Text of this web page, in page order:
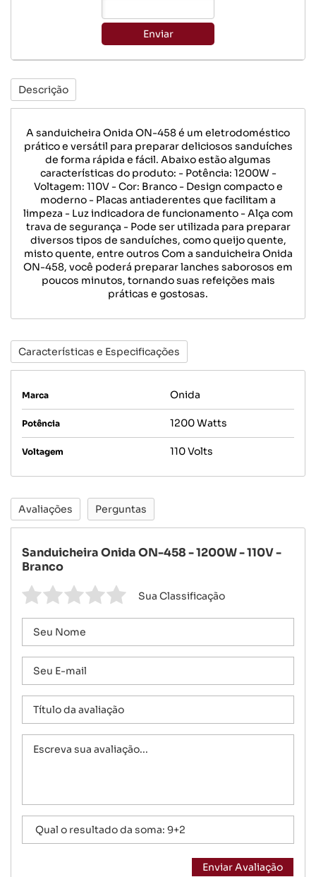
Enviar
Descrição
A sanduicheira Onida ON-458 é um eletrodoméstico
prático e versátil para preparar deliciosos sanduíches
de forma rápida e fácil. Abaixo estão algumas
características do produto: - Potência: 1200W -
Voltagem: 110V - Cor: Branco - Design compacto e
moderno - Placas antiaderentes que facilitam a
limpeza - Luz indicadora de funcionamento - Alça com
trava de segurança - Pode ser utilizada para preparar
diversos tipos de sanduíches, como queijo quente,
misto quente, entre outros Com a sanduicheira Onida
ON-458, você poderá preparar lanches saborosos em
poucos minutos, tornando suas refeições mais
práticas e gostosas.
Características e Especificações
Marca Onida
Potência 1200 Watts
Voltagem 110 Volts
Avaliações Perguntas
Sanduicheira Onida ON-458 - 1200W - 110V -
Branco
Sua Classificação